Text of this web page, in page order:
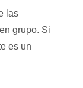
las
grupo. Si
es un